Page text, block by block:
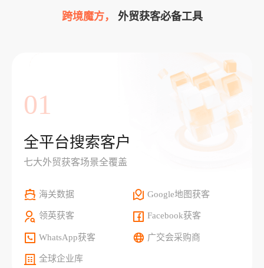
跨境魔方， 外贸获客必备工具
01
全平台搜索客户
七大外贸获客场景全覆盖
海关数据 Google地图获客
领英获客 Facebook获客
WhatsApp获客 广交会采购商
全球企业库